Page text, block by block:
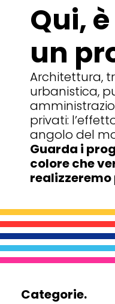
Qui,
un
Architettura,
urbanistica,
privati:
angolo del
Guarda i
colore che
realizzeremo
Categorie.